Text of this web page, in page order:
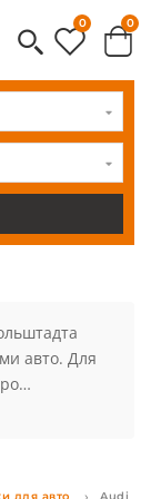
0 0
авто. Для
Любой